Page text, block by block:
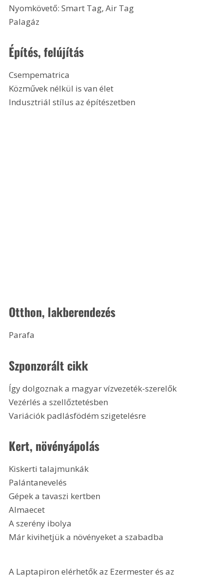
Nyomkövető: Smart Tag, Air Tag
Palagáz
Építés, felújítás
Csempematrica
Közművek nélkül is van élet
Indusztriál stílus az építészetben
Otthon, lakberendezés
Parafa
Szponzorált cikk
Így dolgoznak a magyar vízvezeték-szerelők
Vezérlés a szellőztetésben
Variációk padlásfödém szigetelésre
Kert, növényápolás
Kiskerti talajmunkák
Palántanevelés
Gépek a tavaszi kertben
Almaecet
A szerény ibolya
Már kivihetjük a növényeket a szabadba
A Laptapiron elérhetők az Ezermester és az